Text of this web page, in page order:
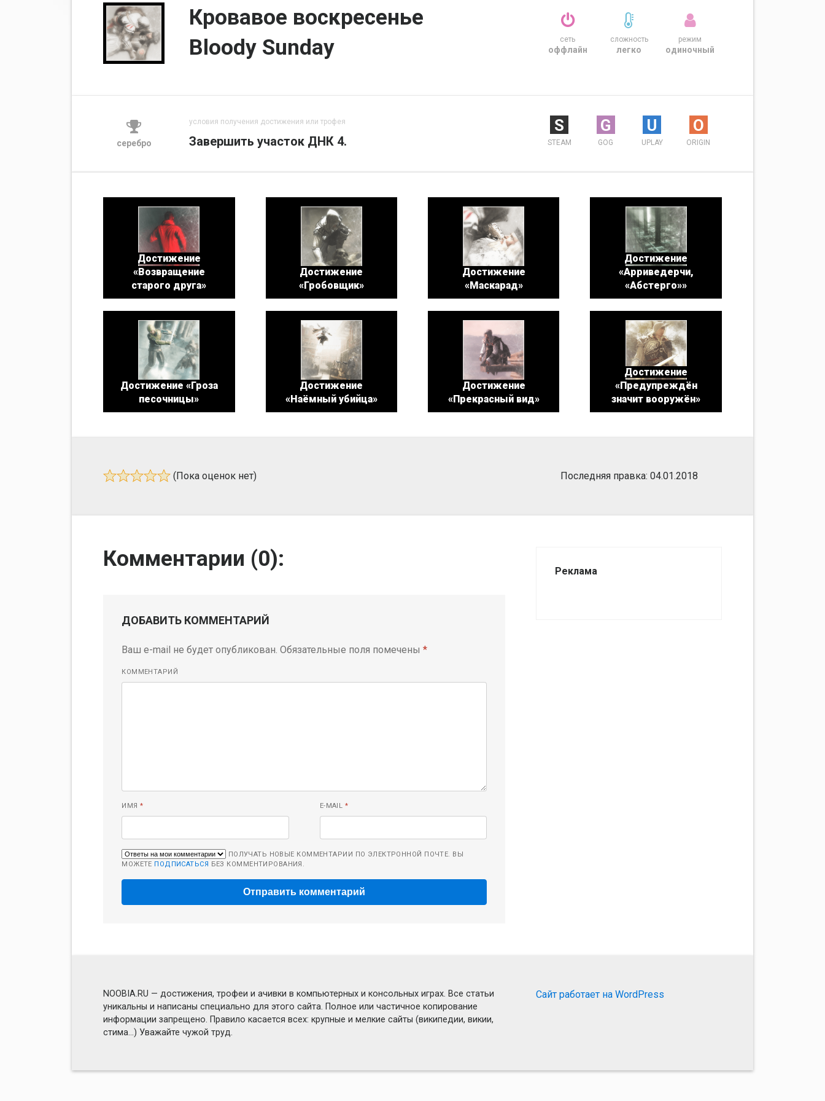
Кровавое воскресенье
Bloody Sunday
сеть
оффлайн
сложность
легко
режим
одиночный
серебро
условия получения достижения или трофея
Завершить участок ДНК 4.
S
STEAM
G
GOG
U
UPLAY
O
ORIGIN
Достижение
«Возвращение
старого друга»
Достижение
«Гробовщик»
Достижение
«Маскарад»
Достижение
«Арриведерчи,
«Абстерго»»
Достижение «Гроза
песочницы»
Достижение
«Наёмный убийца»
Достижение
«Прекрасный вид»
Достижение
«Предупреждён
значит вооружён»
(Пока оценок нет) Последняя правка: 04.01.2018
Комментарии (0):
ДОБАВИТЬ КОММЕНТАРИЙ
Ваш e-mail не будет опубликован. Обязательные поля помечены*
КОММЕНТАРИЙ
ИМЯ * E-MAIL *
ПОЛУЧАТЬ НОВЫЕ КОММЕНТАРИИ ПО ЭЛЕКТРОННОЙ ПОЧТЕ. ВЫ
МОЖЕТЕ ПОДПИСАТЬСЯ БЕЗ КОММЕНТИРОВАНИЯ.
Реклама
NOOBIA.RU — достижения, трофеи и ачивки в компьютерных и консольных играх. Все статьи
уникальны и написаны специально для этого сайта. Полное или частичное копирование
информации запрещено. Правило касается всех: крупные и мелкие сайты (википедии, викии,
стима...) Уважайте чужой труд.
Сайт работает на WordPress